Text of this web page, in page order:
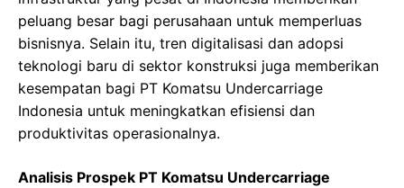
peluang besar bagi perusahaan untuk memperluas
bisnisnya. Selain itu, tren digitalisasi dan adopsi
teknologi baru di sektor konstruksi juga memberikan
kesempatan bagi PT Komatsu Undercarriage
Indonesia untuk meningkatkan efisiensi dan
produktivitas operasionalnya.
Analisis Prospek PT Komatsu Undercarriage